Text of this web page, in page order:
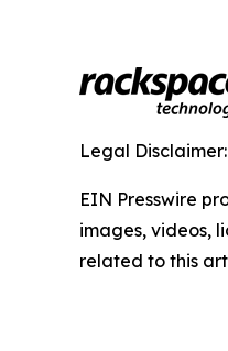
Legal Disclaimer:
EIN Presswire
images, videos,
related to this